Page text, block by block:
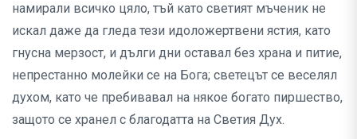
намирали всичко цяло, тъй като светият мъченик не
искал даже да гледа тези идоложертвени ястия, като
гнусна мерзост, и дълги дни оставал без храна и питие,
непрестанно молейки се на Бога; светецът се веселял
духом, като че пребивавал на някое богато пиршество,
защото се хранел с благодатта на Светия Дух.